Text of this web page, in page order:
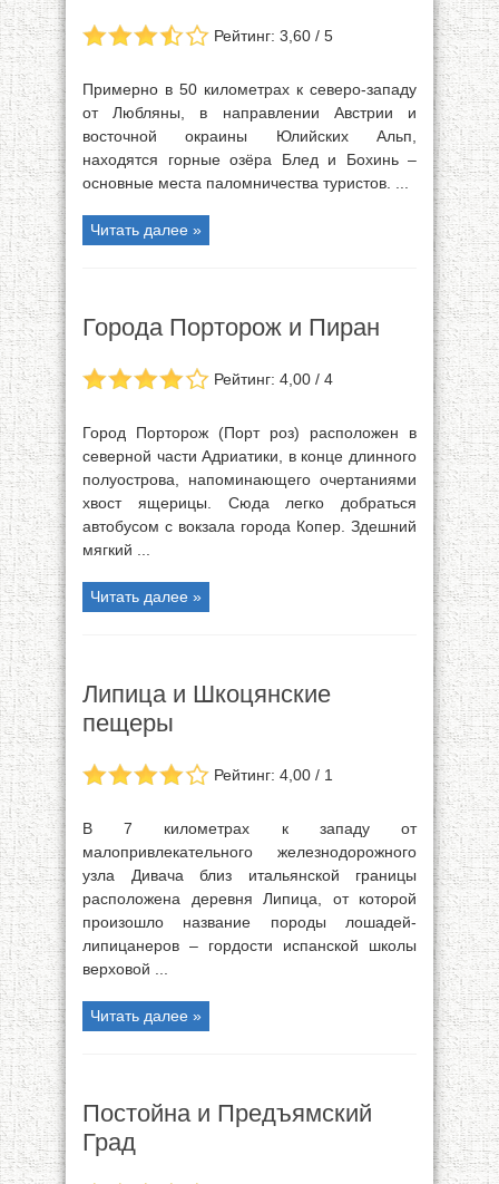
Рейтинг: 3,60 / 5
Примерно в 50 километрах к северо-западу
от Любляны, в направлении Австрии и
восточной окраины Юлийских Альп,
находятся горные озёра Блед и Бохинь –
основные места паломничества туристов. ...
Читать далее »
Города Порторож и Пиран
Рейтинг: 4,00 / 4
Город Порторож (Порт роз) расположен в
северной части Адриатики, в конце длинного
полуострова, напоминающего очертаниями
хвост ящерицы. Сюда легко добраться
автобусом с вокзала города Копер. Здешний
мягкий ...
Читать далее »
Липица и Шкоцянские
пещеры
Рейтинг: 4,00 / 1
В 7 километрах к западу от
малопривлекательного железнодорожного
узла Дивача близ итальянской границы
расположена деревня Липица, от которой
произошло название породы лошадей-
липицанеров – гордости испанской школы
верховой ...
Читать далее »
Постойна и Предъямский
Град